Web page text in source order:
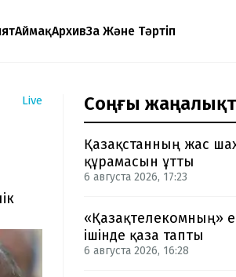
АймақАрхивЗаң Және Тәртіп
Live Соңғы
Қазақстанның жас
құрамасын ұтты
6 августа 2026, 17:23
«Қазақтелекомның»
ішінде қаза тапты
6 августа 2026, 16:28